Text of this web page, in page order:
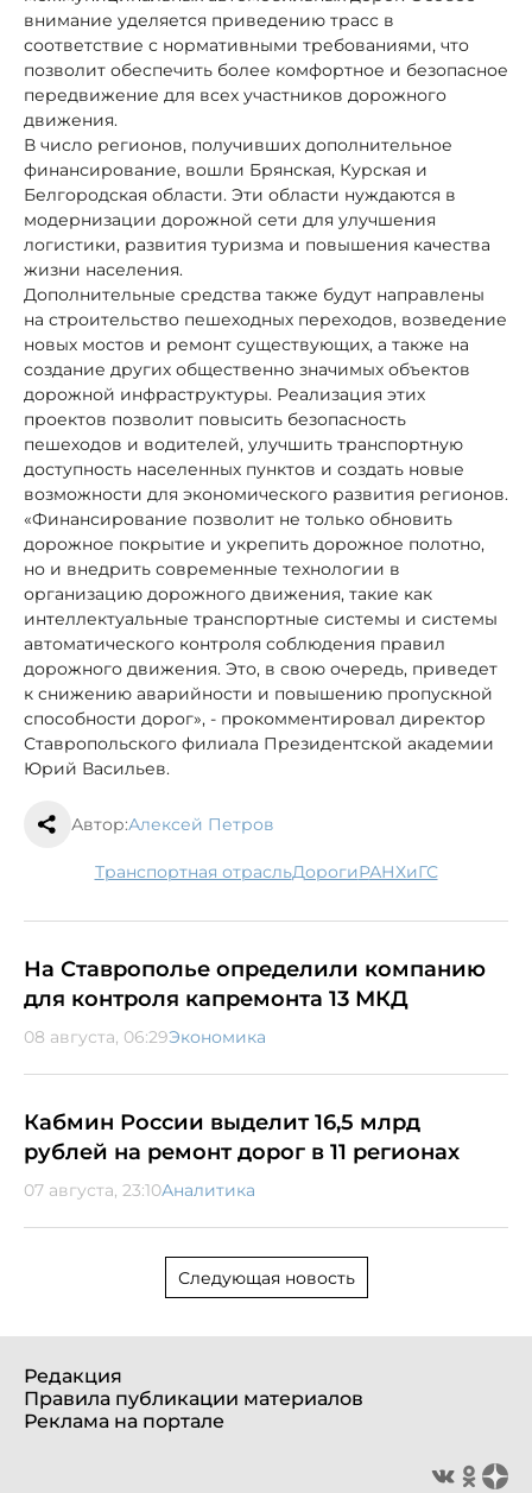
внимание уделяется приведению трасс в
соответствие с нормативными требованиями, что
позволит обеспечить более комфортное и безопасное
передвижение для всех участников дорожного
движения.
В число регионов, получивших дополнительное
финансирование, вошли Брянская, Курская и
Белгородская области. Эти области нуждаются в
модернизации дорожной сети для улучшения
логистики, развития туризма и повышения качества
жизни населения.
Дополнительные средства также будут направлены
на строительство пешеходных переходов, возведение
новых мостов и ремонт существующих, а также на
создание других общественно значимых объектов
дорожной инфраструктуры. Реализация этих
проектов позволит повысить безопасность
пешеходов и водителей, улучшить транспортную
доступность населенных пунктов и создать новые
возможности для экономического развития регионов.
«Финансирование позволит не только обновить
дорожное покрытие и укрепить дорожное полотно,
но и внедрить современные технологии в
организацию дорожного движения, такие как
интеллектуальные транспортные системы и системы
автоматического контроля соблюдения правил
дорожного движения. Это, в свою очередь, приведет
к снижению аварийности и повышению пропускной
способности дорог», - прокомментировал директор
Ставропольского филиала Президентской академии
Юрий Васильев.
Автор:Алексей Петров
транспортная отрасль дороги РАНХиГС
На Ставрополье определили компанию
для контроля капремонта 13 МКД
08 августа, 06:29Экономика
Кабмин России выделит 16,5 млрд
рублей на ремонт дорог в 11 регионах
07 августа, 23:10Аналитика
Следующая новость
Редакция
Правила публикации материалов
Реклама на портале